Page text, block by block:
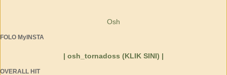
Osh
FOLO MyINSTA
| osh_tornadoss (KLIK SINI) |
OVERALL HIT